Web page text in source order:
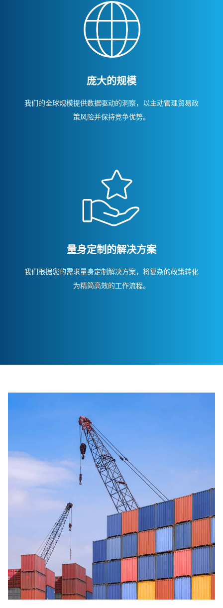
庞大的规模
我们的全球规模提供数据驱动的洞察，以主动管理贸易政
策风险并保持竞争优势。
量身定制的解决方案
我们根据您的需求量身定制解决方案，将复杂的政策转化
为精简高效的工作流程。